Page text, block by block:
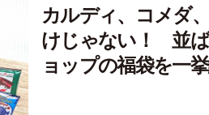
カルディ、コメダ
けじゃない！ 並
ョップの福袋を一